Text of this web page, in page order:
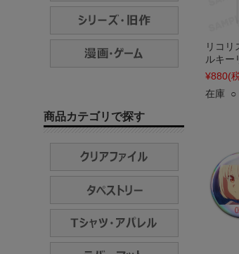
リコリ
ルキー
¥880(
在庫 ○
商品カテゴリで探す